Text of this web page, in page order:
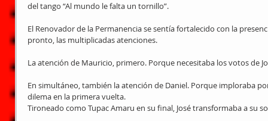
del tango “Al mundo le falta un tornillo”.
El Renovador de la Permanencia se sentía fortalecido con la
pronto, las multiplicadas atenciones.
La atención de Mauricio, primero. Porque necesitaba los votos de
En simultáneo, también la atención de Daniel. Porque imploraba
dilema en la primera vuelta.
Tironeado como Tupac Amaru en su final, José transformaba a su